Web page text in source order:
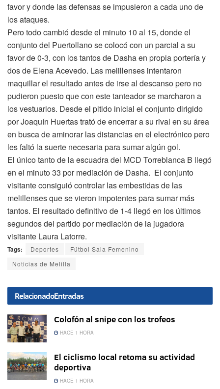
favor y donde las defensas se impusieron a cada uno de
los ataques.
Pero todo cambió desde el minuto 10 al 15, donde el
conjunto del Puertollano se colocó con un parcial a su
favor de 0-3, con los tantos de Dasha en propia portería y
dos de Elena Acevedo. Las melillenses intentaron
maquillar el resultado antes de irse al descanso pero no
pudieron puesto que con este tanteador se marcharon a
los vestuarios. Desde el pitido inicial el conjunto dirigido
por Joaquín Huertas trató de encerrar a su rival en su área
en busca de aminorar las distancias en el electrónico pero
les faltó la suerte necesaria para sumar algún gol.
El único tanto de la escuadra del MCD Torreblanca B llegó
en el minuto 33 por mediación de Dasha. El conjunto
visitante consiguió controlar las embestidas de las
melillenses que se vieron impotentes para sumar más
tantos. El resultado definitivo de 1-4 llegó en los últimos
segundos del partido por mediación de la jugadora
visitante Laura Latorre.
Tags: Deportes
Fútbol Sala Femenino
Noticias de Melilla
RelacionadoEntradas
Colofón al snipe con los trofeos
HACE 1 HORA
El ciclismo local retoma su actividad
deportiva
HACE 1 HORA